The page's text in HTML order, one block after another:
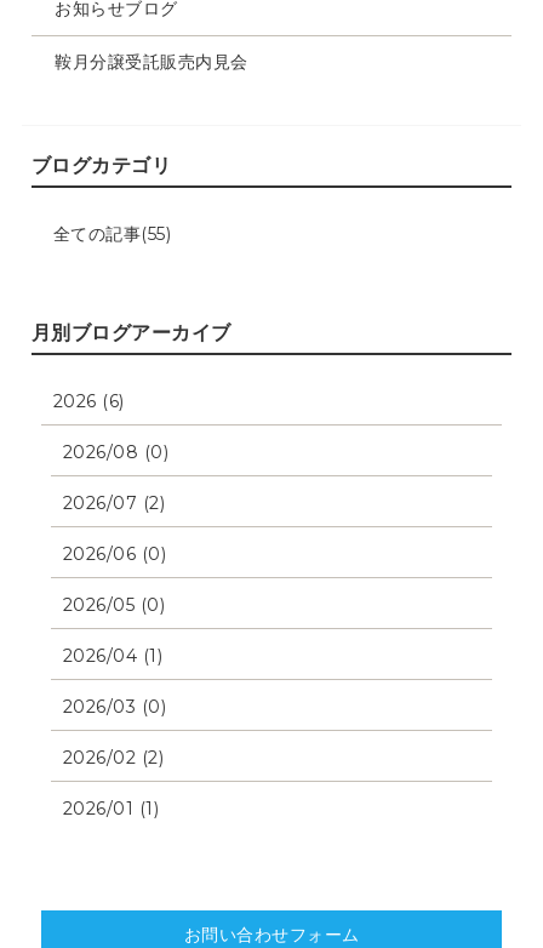
お知らせブログ
鞍月分譲受託販売内見会
ブログカテゴリ
全ての記事(55)
月別ブログアーカイブ
2026 (6)
2026/08 (0)
2026/07 (2)
2026/06 (0)
2026/05 (0)
2026/04 (1)
2026/03 (0)
2026/02 (2)
2026/01 (1)
お問い合わせフォーム